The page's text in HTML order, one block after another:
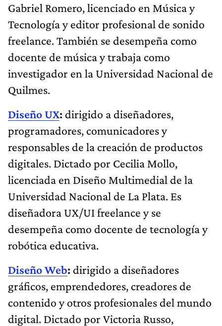
Gabriel Romero, licenciado en Música y
Tecnología y editor profesional de sonido
freelance. También se desempeña como
docente de música y trabaja como
investigador en la Universidad Nacional de
Quilmes.
Diseño UX: dirigido a diseñadores,
programadores, comunicadores y
responsables de la creación de productos
digitales. Dictado por Cecilia Mollo,
licenciada en Diseño Multimedial de la
Universidad Nacional de La Plata. Es
diseñadora UX/UI freelance y se
desempeña como docente de tecnología y
robótica educativa.
Diseño Web: dirigido a diseñadores
gráficos, emprendedores, creadores de
contenido y otros profesionales del mundo
digital. Dictado por Victoria Russo,